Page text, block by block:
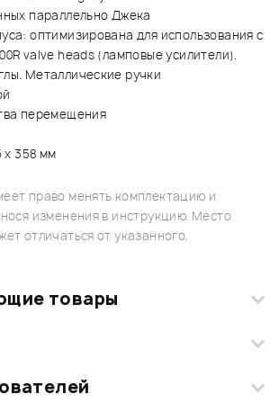
параллельно Джека
оптимизирована для использования с
valve heads (ламповые усилители).
Металлические ручки
перемещения
x 358 мм
право менять комплектацию и
изменения в инструкцию. Место
отличаться от указанного.
товары